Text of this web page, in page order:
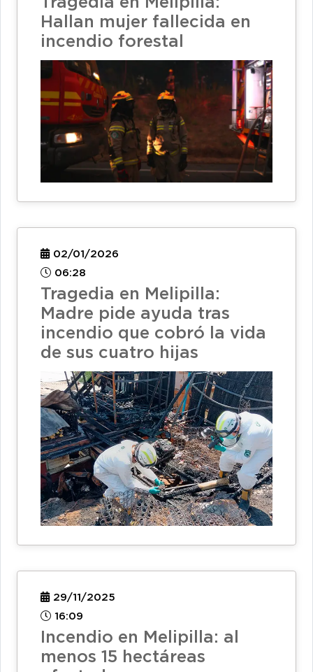
Hallan mujer fallecida en
incendio forestal
02/01/2026
06:28
Tragedia en Melipilla:
Madre pide ayuda tras
incendio que cobró la vida
de sus cuatro hijas
29/11/2025
16:09
Incendio en Melipilla: al
menos 15 hectáreas